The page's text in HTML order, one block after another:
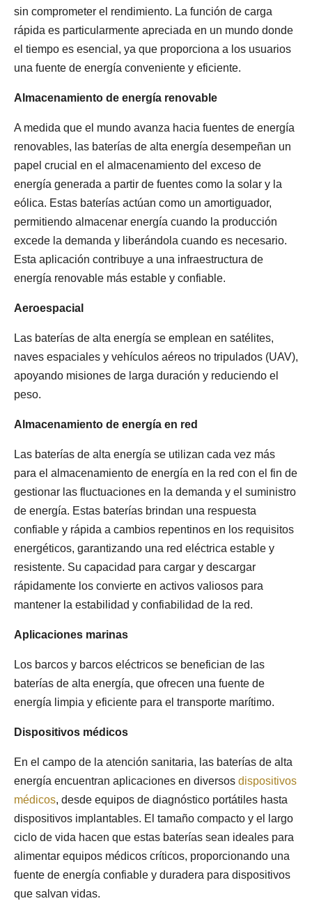
sin comprometer el rendimiento. La función de carga
rápida es particularmente apreciada en un mundo donde
el tiempo es esencial, ya que proporciona a los usuarios
una fuente de energía conveniente y eficiente.
Almacenamiento de energía renovable
A medida que el mundo avanza hacia fuentes de energía
renovables, las baterías de alta energía desempeñan un
papel crucial en el almacenamiento del exceso de
energía generada a partir de fuentes como la solar y la
eólica. Estas baterías actúan como un amortiguador,
permitiendo almacenar energía cuando la producción
excede la demanda y liberándola cuando es necesario.
Esta aplicación contribuye a una infraestructura de
energía renovable más estable y confiable.
Aeroespacial
Las baterías de alta energía se emplean en satélites,
naves espaciales y vehículos aéreos no tripulados (UAV),
apoyando misiones de larga duración y reduciendo el
peso.
Almacenamiento de energía en red
Las baterías de alta energía se utilizan cada vez más
para el almacenamiento de energía en la red con el fin de
gestionar las fluctuaciones en la demanda y el suministro
de energía. Estas baterías brindan una respuesta
confiable y rápida a cambios repentinos en los requisitos
energéticos, garantizando una red eléctrica estable y
resistente. Su capacidad para cargar y descargar
rápidamente los convierte en activos valiosos para
mantener la estabilidad y confiabilidad de la red.
Aplicaciones marinas
Los barcos y barcos eléctricos se benefician de las
baterías de alta energía, que ofrecen una fuente de
energía limpia y eficiente para el transporte marítimo.
Dispositivos médicos
En el campo de la atención sanitaria, las baterías de alta
energía encuentran aplicaciones en diversos dispositivos
médicos, desde equipos de diagnóstico portátiles hasta
dispositivos implantables. El tamaño compacto y el largo
ciclo de vida hacen que estas baterías sean ideales para
alimentar equipos médicos críticos, proporcionando una
fuente de energía confiable y duradera para dispositivos
que salvan vidas.